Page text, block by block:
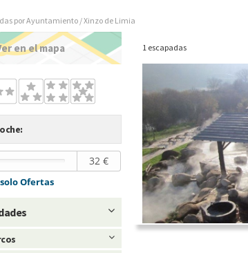
por Ayuntamiento / Xinzo de Limia
1 escapadas
en el mapa
32 €
Ofertas